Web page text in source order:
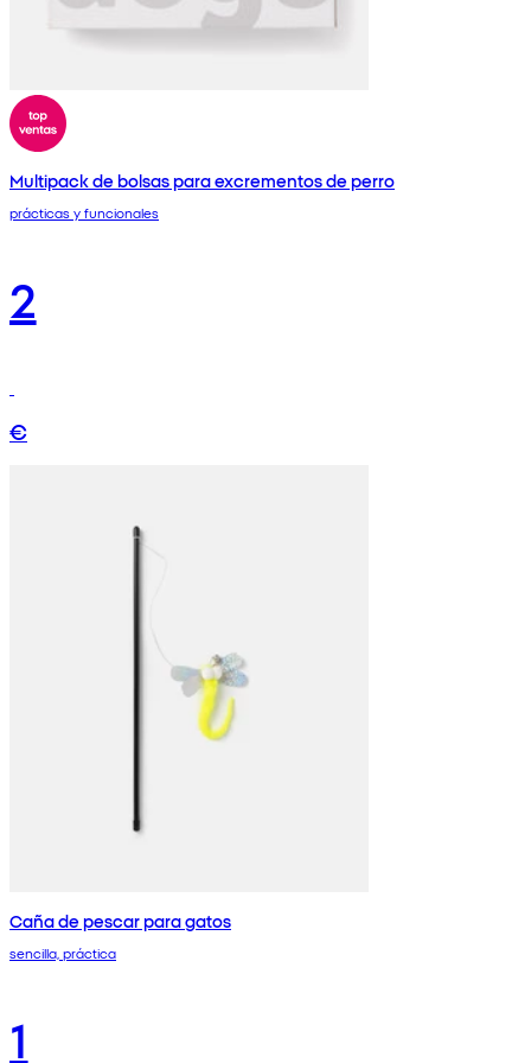
Multipack de bolsas para excrementos de perro
prácticas y funcionales
2
€
Caña de pescar para gatos
sencilla, práctica
1